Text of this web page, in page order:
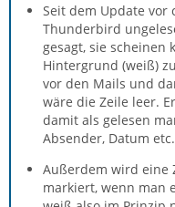
Seit dem Update vor
Thunderbird
gesagt, sie scheinen
Hintergrund (weiß)
vor den Mails und
wäre die Zeile leer.
damit als gelesen
Absender, Datum etc.
Außerdem wird eine
markiert, wenn man